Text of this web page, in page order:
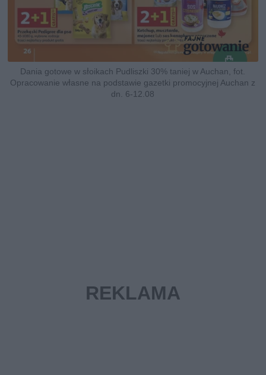
Dania gotowe w słoikach Pudliszki 30% taniej w Auchan, fot.
Opracowanie własne na podstawie gazetki promocyjnej Auchan z
dn. 6-12.08